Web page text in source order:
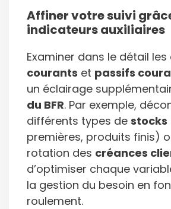
Affiner votre suivi
indicateurs auxiliaires
Examiner dans le détail les
courants et passifs
un éclairage
du BFR. Par exemple,
différents types de stocks
premières, produits finis)
rotation des créances
d’optimiser chaque
la gestion du besoin en
roulement.